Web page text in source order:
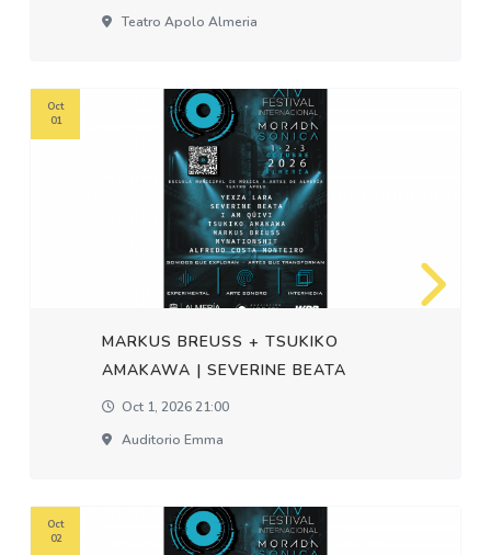
Teatro Apolo Almeria
MARKUS BREUSS + TSUKIKO
AMAKAWA | SEVERINE BEATA
Oct 1, 2026 21:00
Auditorio Emma
Oct
01
Oct
02